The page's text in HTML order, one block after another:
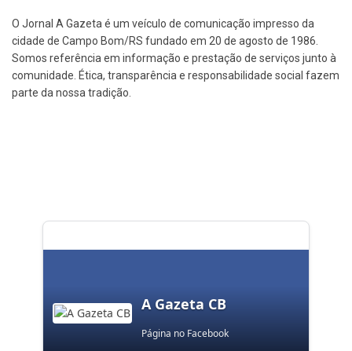
O Jornal A Gazeta é um veículo de comunicação impresso da
cidade de Campo Bom/RS fundado em 20 de agosto de 1986.
Somos referência em informação e prestação de serviços junto à
comunidade. Ética, transparência e responsabilidade social fazem
parte da nossa tradição.
A Gazeta CB
Página no Facebook